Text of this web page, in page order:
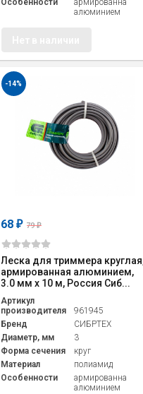
Особенности
армированна
алюминием
-14%
68₽ 79₽
Леска для триммера
армированная алюминием,
3.0 мм х 10 м, Россия Сиб...
Артикул
производителя
961945
Бренд
СИБРТЕХ
Диаметр, мм
3
Форма сечения
круг
Материал
полиамид
Особенности
армированна
алюминием